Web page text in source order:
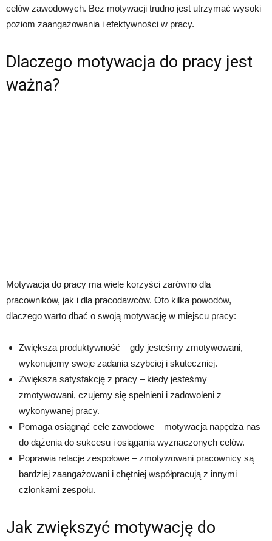
celów zawodowych. Bez motywacji trudno jest utrzymać wysoki
poziom zaangażowania i efektywności w pracy.
Dlaczego motywacja do pracy jest
ważna?
Motywacja do pracy ma wiele korzyści zarówno dla
pracowników, jak i dla pracodawców. Oto kilka powodów,
dlaczego warto dbać o swoją motywację w miejscu pracy:
Zwiększa produktywność – gdy jesteśmy zmotywowani,
wykonujemy swoje zadania szybciej i skuteczniej.
Zwiększa satysfakcję z pracy – kiedy jesteśmy
zmotywowani, czujemy się spełnieni i zadowoleni z
wykonywanej pracy.
Pomaga osiągnąć cele zawodowe – motywacja napędza nas
do dążenia do sukcesu i osiągania wyznaczonych celów.
Poprawia relacje zespołowe – zmotywowani pracownicy są
bardziej zaangażowani i chętniej współpracują z innymi
członkami zespołu.
Jak zwiększyć motywację do